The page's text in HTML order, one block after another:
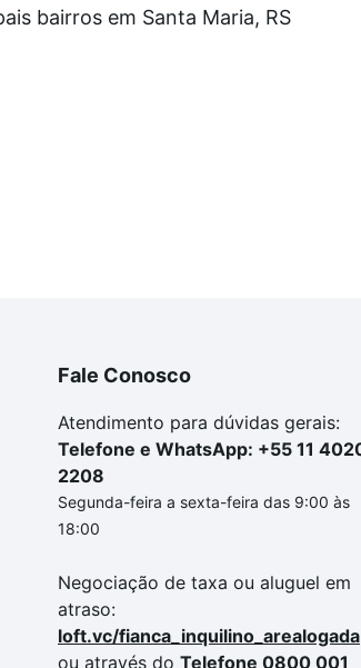
bairros em Santa Maria, RS
Fale Conosco
Atendimento para dúvidas gerais:
Telefone e WhatsApp: +55 11
2208
Segunda-feira a sexta-feira das 9:00 às
18:00
Negociação de taxa ou aluguel em
atraso:
loft.vc/fianca_inquilino_arealogada
ou através do Telefone 0800 001